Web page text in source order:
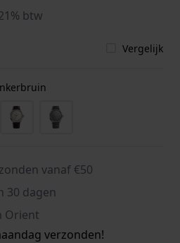
btw
Vergelijk
vanaf €50
30 dagen
Orient
verzonden!